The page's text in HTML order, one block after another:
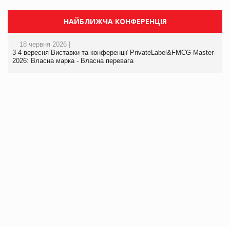
НАЙБЛИЖЧА КОНФЕРЕНЦІЯ
18 червня 2026 |
3-4 вересня Виставки та конференції PrivateLabel&FMCG Master-
2026: Власна марка - Власна перевага